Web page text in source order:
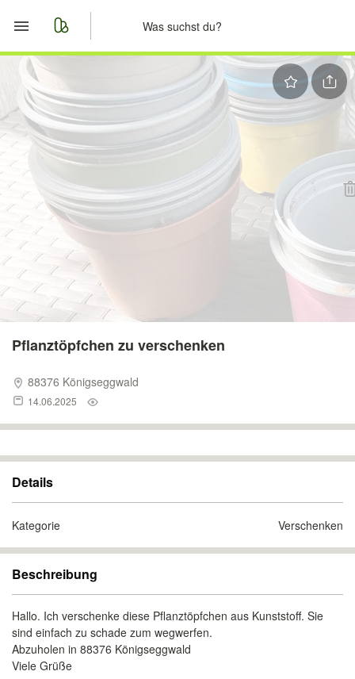
Start
Merkliste
Nachrichten
Anzeige aufgeben
Pflanztöpfchen zu verschenken
88376 Königseggwald
14.06.2025
Details
Kategorie Verschenken
Beschreibung
Hallo. Ich verschenke diese Pflanztöpfchen aus Kunststoff. Sie
sind einfach zu schade zum wegwerfen.
Abzuholen in 88376 Königseggwald
Viele Grüße